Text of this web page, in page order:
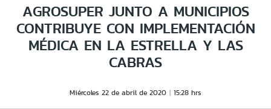
AGROSUPER JUNTO A MUNICIPIOS
CONTRIBUYE CON IMPLEMENTACIÓN
MÉDICA EN LA ESTRELLA Y LAS
CABRAS
Miércoles 22 de abril de 2020 15:28 hrs